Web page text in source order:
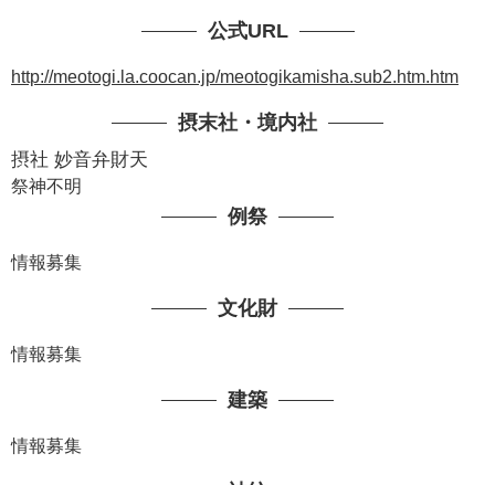
公式URL
http://meotogi.la.coocan.jp/meotogikamisha.sub2.htm.htm
摂末社・境内社
摂社 妙音弁財天
祭神不明
例祭
情報募集
文化財
情報募集
建築
情報募集